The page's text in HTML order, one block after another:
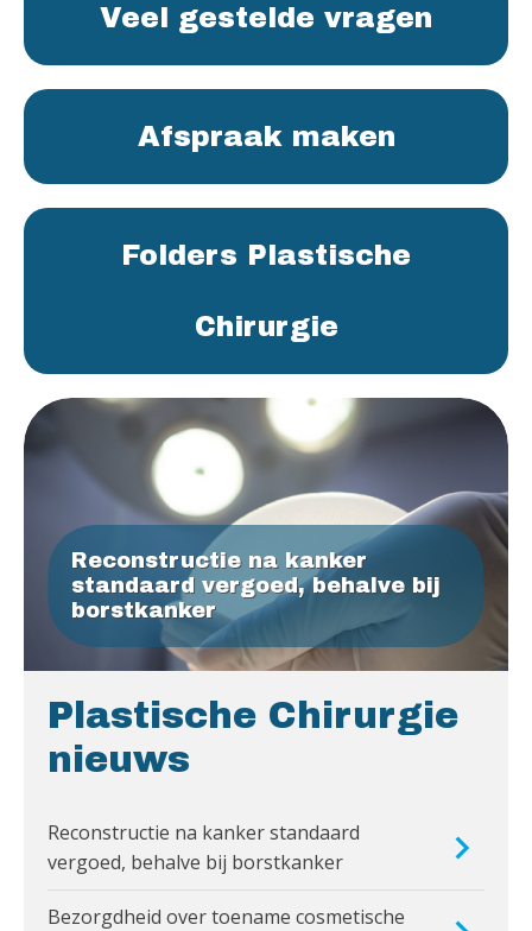
Veel gestelde vragen
Afspraak maken
Folders Plastische
Chirurgie
Reconstructie na kanker
standaard vergoed, behalve bij
borstkanker
Plastische Chirurgie
nieuws
Reconstructie na kanker standaard
vergoed, behalve bij borstkanker
Bezorgdheid over toename cosmetische